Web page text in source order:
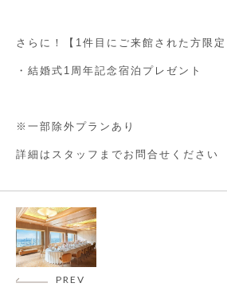
さらに！【1件目にご来館された方限定
・結婚式1周年記念宿泊プレゼント
※一部除外プランあり
詳細はスタッフまでお問合せください
PREV